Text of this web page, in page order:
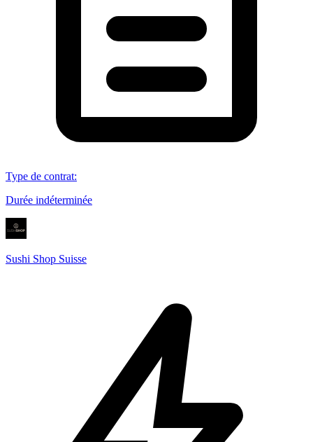
Type de contrat:
Durée indéterminée
Sushi Shop Suisse